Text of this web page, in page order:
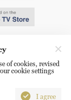
of cookies, revised
cookie settings
I agree